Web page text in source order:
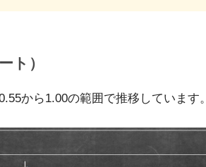
ト）
から1.00の範囲で推移しています。